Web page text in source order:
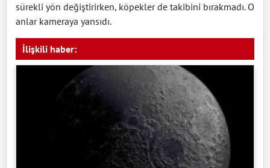
sürekli yön değiştirirken, köpekler de takibini bırakmadı. O
anlar kameraya yansıdı.
İlişkili haber: